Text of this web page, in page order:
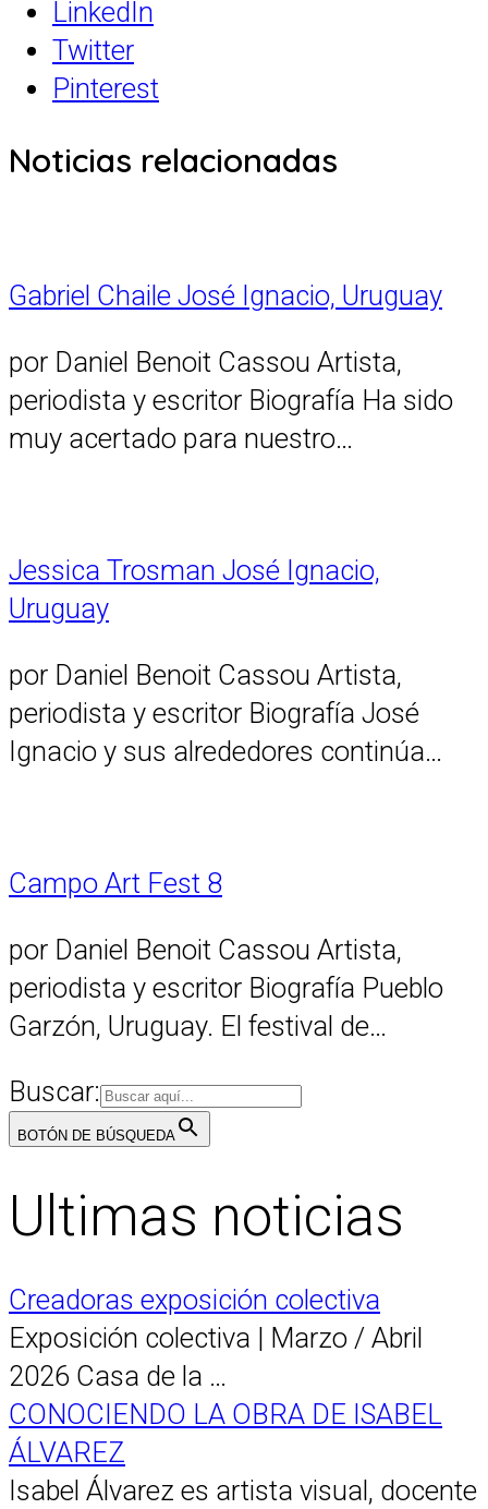
LinkedIn
Twitter
Pinterest
Noticias relacionadas
Gabriel Chaile José Ignacio, Uruguay
por Daniel Benoit Cassou Artista,
periodista y escritor Biografía Ha sido
muy acertado para nuestro…
Jessica Trosman José Ignacio,
Uruguay
por Daniel Benoit Cassou Artista,
periodista y escritor Biografía José
Ignacio y sus alrededores continúa…
Campo Art Fest 8
por Daniel Benoit Cassou Artista,
periodista y escritor Biografía Pueblo
Garzón, Uruguay. El festival de…
Buscar:
BOTÓN DE BÚSQUEDA
Ultimas noticias
Creadoras exposición colectiva
Exposición colectiva | Marzo / Abril
2026 Casa de la …
CONOCIENDO LA OBRA DE ISABEL
ÁLVAREZ
Isabel Álvarez es artista visual, docente